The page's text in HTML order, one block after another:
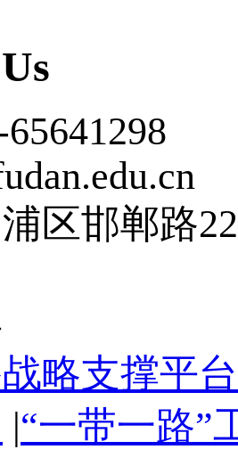
浦区邯郸路
略支撑平台
|“一带一路”